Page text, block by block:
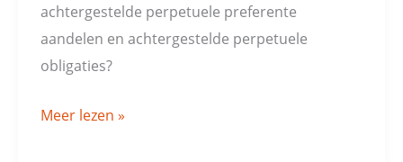
achtergestelde perpetuele preferente
aandelen en achtergestelde perpetuele
obligaties?
Meer lezen »